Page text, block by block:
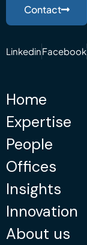
Contact
LinkedinFacebook
Home
Expertise
People
Offices
Insights
Innovation
About us